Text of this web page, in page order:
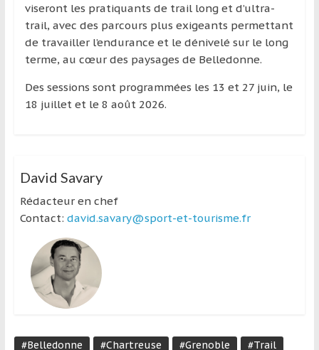
viseront les pratiquants de trail long et d’ultra-
trail, avec des parcours plus exigeants permettant
de travailler l’endurance et le dénivelé sur le long
terme, au cœur des paysages de Belledonne.
Des sessions sont programmées les 13 et 27 juin, le
18 juillet et le 8 août 2026.
David Savary
Rédacteur en chef
Contact: david.savary@sport-et-tourisme.fr
#Belledonne #Chartreuse #Grenoble #Trail